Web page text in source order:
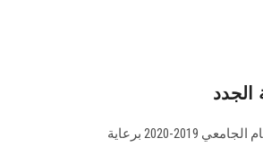
الجدد
نظمت كلية الحاسبات والمعلومات احتفالية بالطلبة الجدد للعام الجامعي 2019-2020 برعاية